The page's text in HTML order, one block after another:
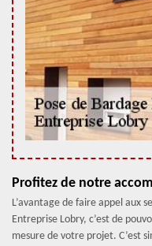
Profitez de notre
L’avantage de faire appel aux
Entreprise Lobry, c’est de
mesure de votre projet. C’est